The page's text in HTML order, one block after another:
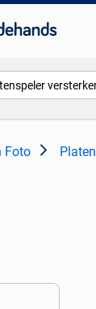
Foto